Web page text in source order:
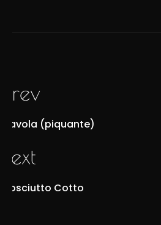
prev
Diavola (piquante)
next
Prosciutto Cotto